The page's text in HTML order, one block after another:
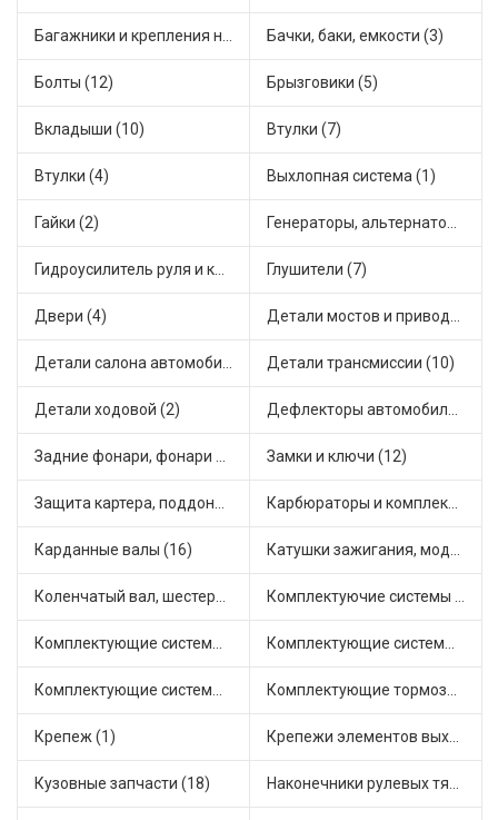
Багажники и крепления на крышу (1) Бачки, баки, емкости (3)
Болты (12) Брызговики (5)
Вкладыши (10) Втулки (7)
Втулки (4) Выхлопная система (1)
Гайки (2) Генераторы, альтернаторы и комплектующие (24)
Гидроусилитель руля и комплектующие (1) Глушители (7)
Двери (4) Детали мостов и привода трансмиссии (11)
Детали салона автомобиля (2) Детали трансмиссии (10)
Детали ходовой (2) Дефлекторы автомобильные (1)
Задние фонари, фонари видимости (3) Замки и ключи (12)
Защита картера, поддона, КПП (1) Карбюраторы и комплектующие (16)
Карданные валы (16) Катушки зажигания, модули зажигания (1)
Коленчатый вал, шестерни коленчатого вала (1) Комплектуючие системы стеклоочистителя (2)
Комплектующие системы выпуска отработавших газов (1) Комплектующие системы отопления (13)
Комплектующие системы питания (1) Комплектующие тормозной системы (8)
Крепеж (1) Крепежи элементов выхлопной системы (1)
Кузовные запчасти (18) Наконечники рулевых тяг (5)